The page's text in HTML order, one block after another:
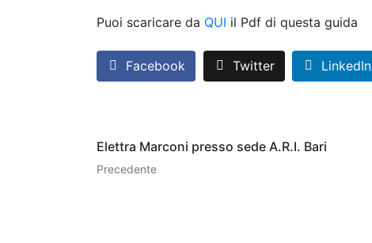
Puoi scaricare da QUI il Pdf di questa guida
Facebook Twitter LinkedIn
Elettra Marconi presso sede A.R.I. Bari
Precedente